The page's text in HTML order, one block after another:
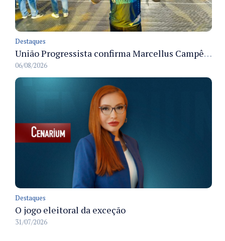
Destaques
União Progressista confirma Marcellus Campêlo como candidato a deputado estadual
06/08/2026
Destaques
O jogo eleitoral da exceção
31/07/2026